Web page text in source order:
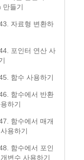
만들기
자료형 변환하
포인터 연산 사
함수 사용하기
함수에서 반환
하기
함수에서 매개
용하기
함수에서 포인
변수 사용하기